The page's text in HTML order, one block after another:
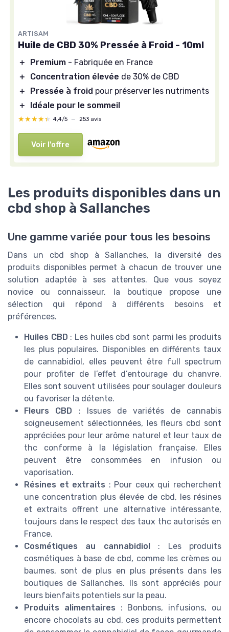
ARTISAM
Huile de CBD 30% Pressée à Froid - 10ml
＋ Premium - Fabriquée en France
＋
Concentration élevée de 30% de CBD
＋
Pressée à froid pour préserver les nutriments
＋
Idéale pour le sommeil
★★★★★
★★★★★ 4,4/5 — 253 avis
Voir l'offre
Les produits disponibles dans un
cbd shop à Sallanches
Une gamme variée pour tous les besoins
Dans un cbd shop à Sallanches, la diversité des
produits disponibles permet à chacun de trouver une
solution adaptée à ses attentes. Que vous soyez
novice ou connaisseur, la boutique propose une
sélection qui répond à différents besoins et
préférences.
Huiles CBD : Les huiles cbd sont parmi les produits
les plus populaires. Disponibles en différents taux
de cannabidiol, elles peuvent être full spectrum
pour profiter de l’effet d’entourage du chanvre.
Elles sont souvent utilisées pour soulager douleurs
ou favoriser la détente.
Fleurs CBD : Issues de variétés de cannabis
soigneusement sélectionnées, les fleurs cbd sont
appréciées pour leur arôme naturel et leur taux de
thc conforme à la législation française. Elles
peuvent être consommées en infusion ou
vaporisation.
Résines et extraits : Pour ceux qui recherchent
une concentration plus élevée de cbd, les résines
et extraits offrent une alternative intéressante,
toujours dans le respect des taux thc autorisés en
France.
Cosmétiques au cannabidiol: Les produits
cosmétiques à base de cbd, comme les crèmes ou
baumes, sont de plus en plus présents dans les
boutiques de Sallanches. Ils sont appréciés pour
leurs bienfaits potentiels sur la peau.
Produits alimentaires : Bonbons, infusions, ou
encore chocolats au cbd, ces produits permettent